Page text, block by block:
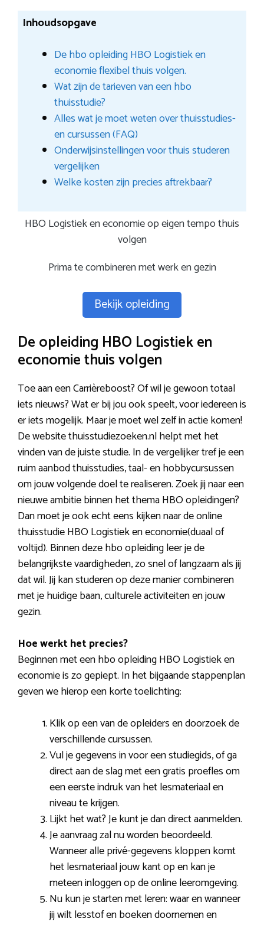
Inhoudsopgave
De hbo opleiding HBO Logistiek en
economie flexibel thuis volgen.
Wat zijn de tarieven van een hbo
thuisstudie?
Alles wat je moet weten over thuisstudies-
en cursussen (FAQ)
Onderwijsinstellingen voor thuis studeren
vergelijken
Welke kosten zijn precies aftrekbaar?
HBO Logistiek en economie op eigen tempo thuis
volgen
Prima te combineren met werk en gezin
Bekijk opleiding
De opleiding HBO Logistiek en
economie thuis volgen
Toe aan een Carrièreboost? Of wil je gewoon totaal
iets nieuws? Wat er bij jou ook speelt, voor iedereen is
er iets mogelijk. Maar je moet wel zelf in actie komen!
De website thuisstudiezoeken.nl helpt met het
vinden van de juiste studie. In de vergelijker tref je een
ruim aanbod thuisstudies, taal- en hobbycursussen
om jouw volgende doel te realiseren. Zoek jij naar een
nieuwe ambitie binnen het thema HBO opleidingen?
Dan moet je ook echt eens kijken naar de online
thuisstudie HBO Logistiek en economie(duaal of
voltijd). Binnen deze hbo opleiding leer je de
belangrijkste vaardigheden, zo snel of langzaam als jij
dat wil. Jij kan studeren op deze manier combineren
met je huidige baan, culturele activiteiten en jouw
gezin.
Hoe werkt het precies?
Beginnen met een hbo opleiding HBO Logistiek en
economie is zo gepiept. In het bijgaande stappenplan
geven we hierop een korte toelichting:
Klik op een van de opleiders en doorzoek de
verschillende cursussen.
Vul je gegevens in voor een studiegids, of ga
direct aan de slag met een gratis proefles om
een eerste indruk van het lesmateriaal en
niveau te krijgen.
Lijkt het wat? Je kunt je dan direct aanmelden.
Je aanvraag zal nu worden beoordeeld.
Wanneer alle privé-gegevens kloppen komt
het lesmateriaal jouw kant op en kan je
meteen inloggen op de online leeromgeving.
Nu kun je starten met leren: waar en wanneer
jij wilt lesstof en boeken doornemen en